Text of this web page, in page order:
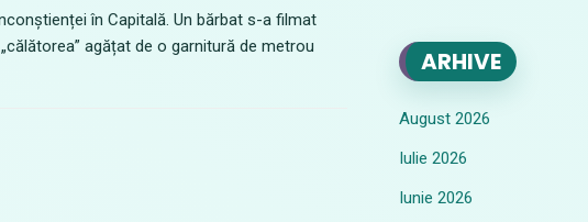
în Capitală. Un bărbat s-a filmat
agățat de o garnitură de metrou
ARHIVE
August 2026
Iulie 2026
Iunie 2026